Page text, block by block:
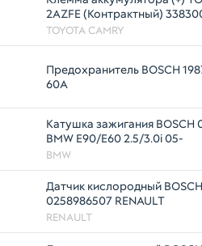
2AZFE (Контрактный)
TOYOTA CAMRY
Предохранитель BOSCH
60А
Катушка зажигания BOSCH
BMW E90/E60 2.5/3.0i 05-
BMW
Датчик кислородный BOSCH
0258986507 RENAULT
RENAULT